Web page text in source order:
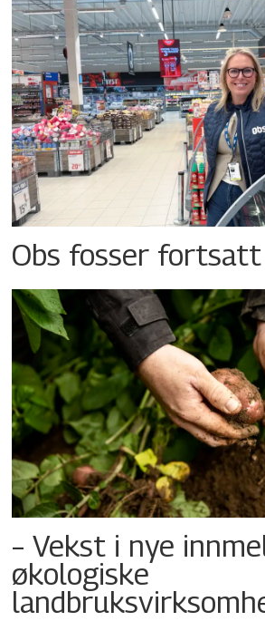
Obs fosser
– Vekst i nye
økologiske